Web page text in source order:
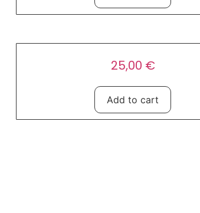
25,00 €
Add to cart